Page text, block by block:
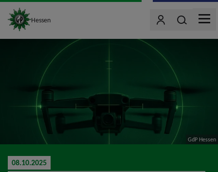
site_logo
Hessen BenutzerWonach
MENU
GdP Hessen
08.10.2025